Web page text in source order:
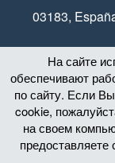
03183,
На сайте
обеспечивают
по сайту. Если
cookie,
на своем
предоставляете